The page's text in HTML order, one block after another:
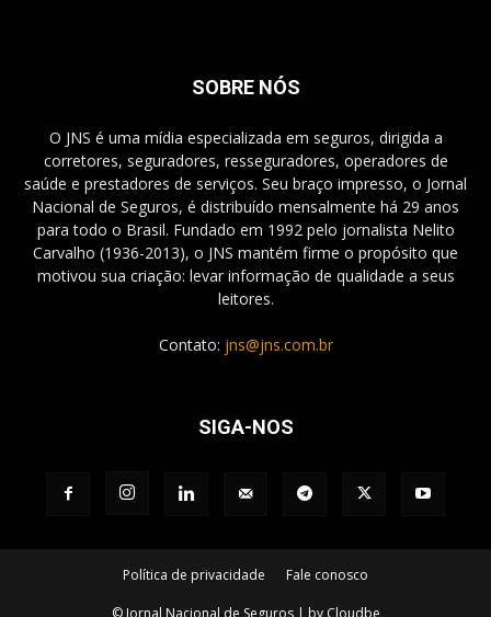
SOBRE NÓS
O JNS é uma mídia especializada em seguros, dirigida a
corretores, seguradores, resseguradores, operadores de
saúde e prestadores de serviços. Seu braço impresso, o Jornal
Nacional de Seguros, é distribuído mensalmente há 29 anos
para todo o Brasil. Fundado em 1992 pelo jornalista Nelito
Carvalho (1936-2013), o JNS mantém firme o propósito que
motivou sua criação: levar informação de qualidade a seus
leitores.
Contato: jns@jns.com.br
SIGA-NOS
Política de privacidade Fale conosco